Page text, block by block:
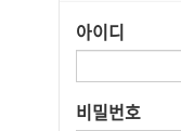
아이디
비밀번호